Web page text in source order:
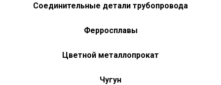
Соединительные детали трубопровода
Ферросплавы
Цветной металлопрокат
Чугун